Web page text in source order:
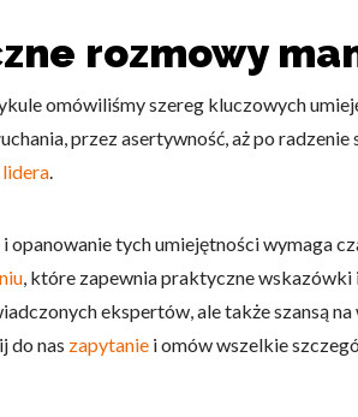
rozmowy
omówiliśmy szereg kluczowych
przez asertywność, aż po
lidera.
opanowanie tych umiejętności wymaga
, które zapewnia praktyczne
ekspertów, ale także szansą
do nas zapytanie i omów wszelkie